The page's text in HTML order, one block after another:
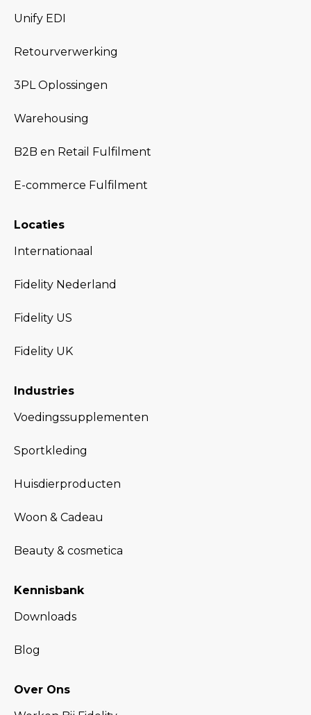
Unify EDI
Retourverwerking
3PL Oplossingen
Warehousing
B2B en Retail Fulfilment
E-commerce Fulfilment
Locaties
Internationaal
Fidelity Nederland
Fidelity US
Fidelity UK
Industries
Voedingssupplementen
Sportkleding
Huisdierproducten
Woon & Cadeau
Beauty & cosmetica
Kennisbank
Downloads
Blog
Over Ons